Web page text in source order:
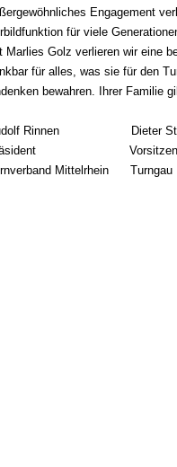
Engagement
für viele
Marlies Golz verlieren wir eine
für alles, was sie für den
bewahren. Ihrer Familie
Rinnen Dieter
Mittelrhein Turngau